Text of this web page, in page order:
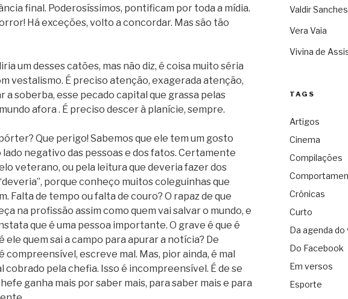
final. Poderosíssimos, pontificam por toda a mídia.
Há exceções, volto a concordar. Mas são tão
um desses catões, mas não diz, é coisa muito séria
vestalismo. É preciso atenção, exagerada atenção,
a soberba, esse pecado capital que grassa pelas
afora . É preciso descer à planície, sempre.
Que perigo! Sabemos que ele tem um gosto
negativo das pessoas e dos fatos. Certamente
veterano, ou pela leitura que deveria fazer dos
porque conheço muitos coleguinhas que
Falta de tempo ou falta de couro? O rapaz de que
na profissão assim como quem vai salvar o mundo, e
que é uma pessoa importante. O grave é que é
ele quem sai a campo para apurar a notícia? De
compreensível, escreve mal. Mas, pior ainda, é mal
cobrado pela chefia. Isso é incompreensível. É de se
ganha mais por saber mais, para saber mais e para
Valdir Sanches
Vera Vaia
Vivina de
TAGS
Artigos
Cinema
Compilações
Crônicas
Curto
Da agenda do
Do Facebook
Em versos
Esporte